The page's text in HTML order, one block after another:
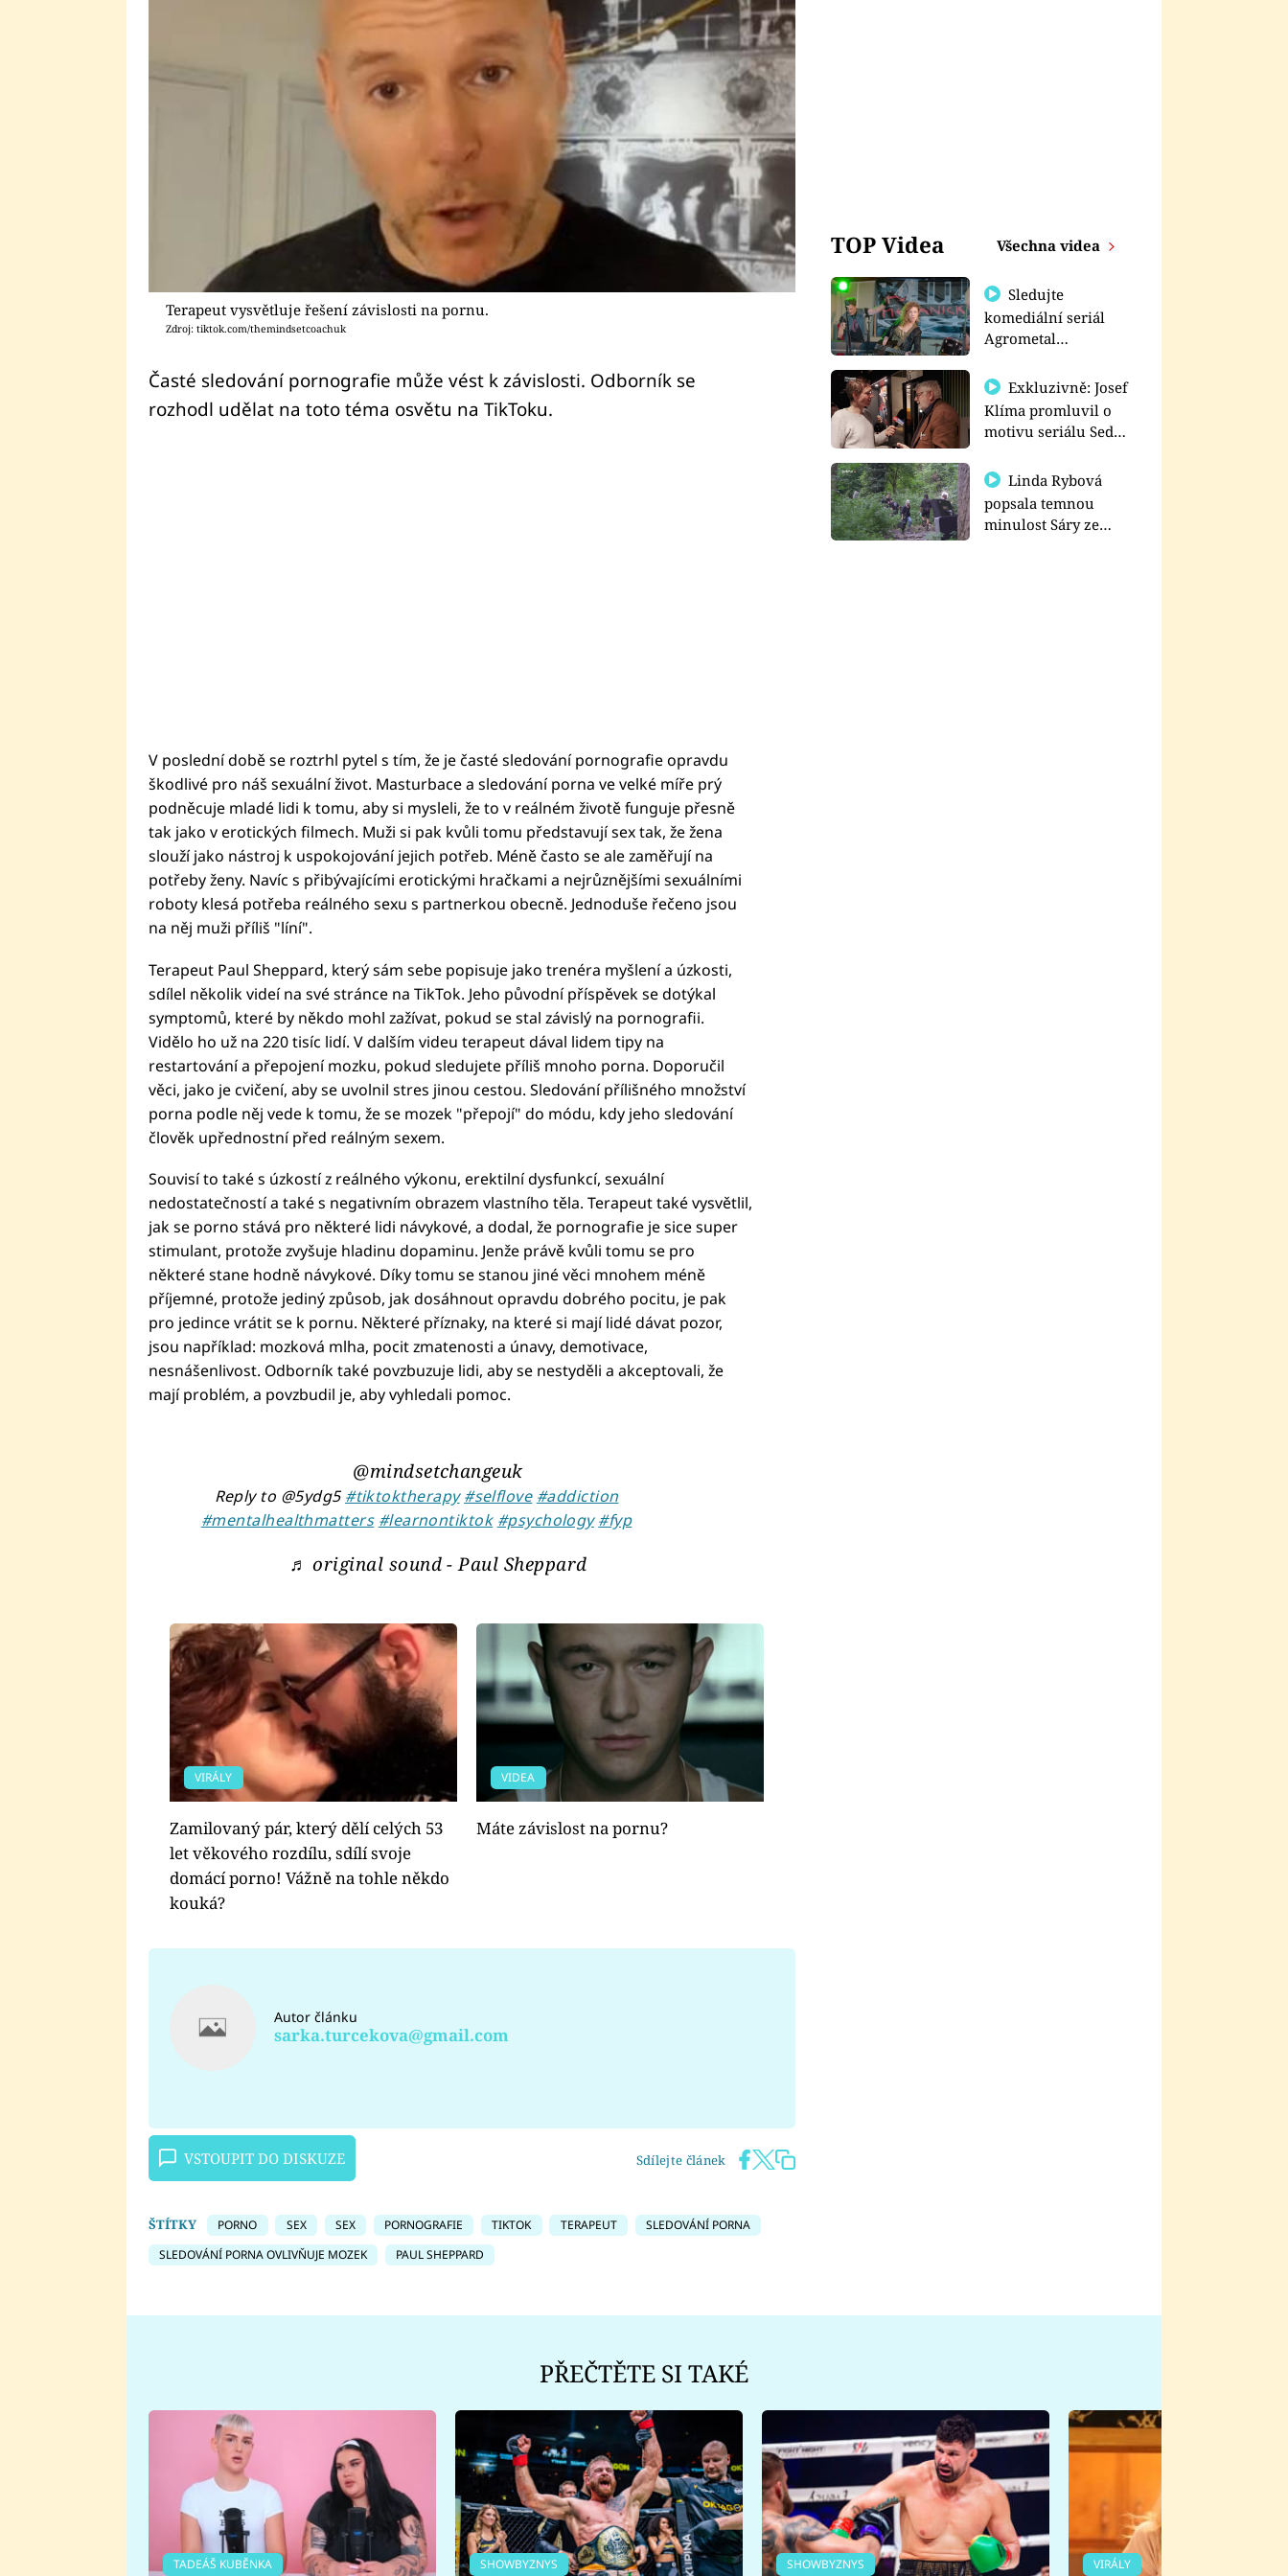
Terapeut vysvětluje řešení závislosti na pornu.
Zdroj: tiktok.com/themindsetcoachuk
Časté sledování pornografie může vést k závislosti. Odborník se
rozhodl udělat na toto téma osvětu na TikToku.
V poslední době se roztrhl pytel s tím, že je časté sledování pornografie opravdu
škodlivé pro náš sexuální život. Masturbace a sledování porna ve velké míře prý
podněcuje mladé lidi k tomu, aby si mysleli, že to v reálném životě funguje přesně
tak jako v erotických filmech. Muži si pak kvůli tomu představují sex tak, že žena
slouží jako nástroj k uspokojování jejich potřeb. Méně často se ale zaměřují na
potřeby ženy. Navíc s přibývajícími erotickými hračkami a nejrůznějšími sexuálními
roboty klesá potřeba reálného sexu s partnerkou obecně. Jednoduše řečeno jsou
na něj muži příliš "líní".
Terapeut Paul Sheppard, který sám sebe popisuje jako trenéra myšlení a úzkosti,
sdílel několik videí na své stránce na TikTok. Jeho původní příspěvek se dotýkal
symptomů, které by někdo mohl zažívat, pokud se stal závislý na pornografii.
Vidělo ho už na 220 tisíc lidí. V dalším videu terapeut dával lidem tipy na
restartování a přepojení mozku, pokud sledujete příliš mnoho porna. Doporučil
věci, jako je cvičení, aby se uvolnil stres jinou cestou. Sledování přílišného množství
porna podle něj vede k tomu, že se mozek "přepojí" do módu, kdy jeho sledování
člověk upřednostní před reálným sexem.
Souvisí to také s úzkostí z reálného výkonu, erektilní dysfunkcí, sexuální
nedostatečností a také s negativním obrazem vlastního těla. Terapeut také vysvětlil,
jak se porno stává pro některé lidi návykové, a dodal, že pornografie je sice super
stimulant, protože zvyšuje hladinu dopaminu. Jenže právě kvůli tomu se pro
některé stane hodně návykové. Díky tomu se stanou jiné věci mnohem méně
příjemné, protože jediný způsob, jak dosáhnout opravdu dobrého pocitu, je pak
pro jedince vrátit se k pornu. Některé příznaky, na které si mají lidé dávat pozor,
jsou například: mozková mlha, pocit zmatenosti a únavy, demotivace,
nesnášenlivost. Odborník také povzbuzuje lidi, aby se nestyděli a akceptovali, že
mají problém, a povzbudil je, aby vyhledali pomoc.
@mindsetchangeuk
Reply to @5ydg5 #tiktoktherapy #selflove #addiction
#mentalhealthmatters #learnontiktok #psychology #fyp
♬ original sound - Paul Sheppard
VIRÁLY
Zamilovaný pár, který dělí celých 53
let věkového rozdílu, sdílí svoje
domácí porno! Vážně na tohle někdo
kouká?
VIDEA
Máte závislost na pornu?
Autor článku
sarka.turcekova@gmail.com
VSTOUPIT DO DISKUZE Sdílejte článek
ŠTÍTKY PORNO SEX SEX PORNOGRAFIE TIKTOK TERAPEUT
SLEDOVÁNÍ PORNA
SLEDOVÁNÍ PORNA OVLIVŇUJE MOZEK
PAUL SHEPPARD
TOP Videa Všechna videa
Sledujte
komediální seriál
Agrometal
prima+
Exkluzivně: Josef
Klíma promluvil o
motivu seriálu Sedm
Linda Rybová
popsala temnou
minulost Sáry ze
PŘEČTĚTE SI TAKÉ
TADEÁŠ KUBĚNKA SHOWBYZNYS SHOWBYZNYS VIRÁLY